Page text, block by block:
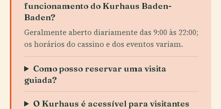
funcionamento do Kurhaus Baden-
Baden?
Geralmente aberto diariamente das 9:00 às 22:00;
os horários do cassino e dos eventos variam.
Como posso reservar uma visita
guiada?
O Kurhaus é acessível para visitantes